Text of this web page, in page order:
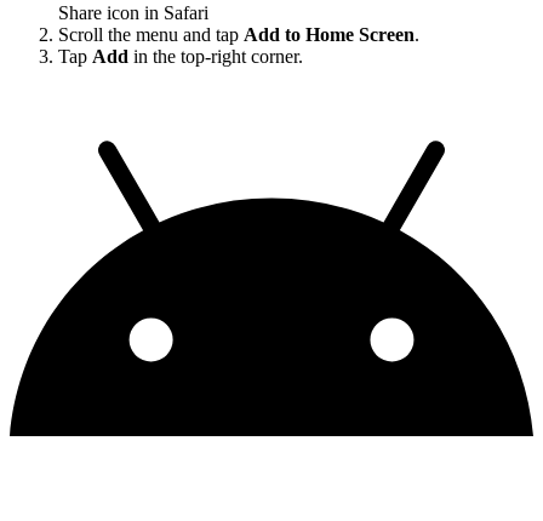
Share icon in Safari
Scroll the menu and tap Add to Home Screen.
Tap Add in the top-right corner.